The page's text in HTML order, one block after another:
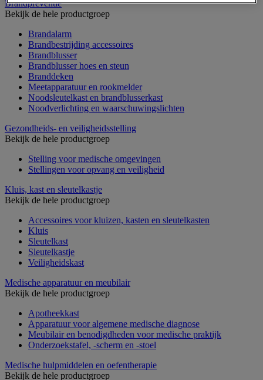
Brandpreventie
Bekijk de hele productgroep
Brandalarm
Brandbestrijding accessoires
Brandblusser
Brandblusser hoes en steun
Branddeken
Meetapparatuur en rookmelder
Noodsleutelkast en brandblusserkast
Noodverlichting en waarschuwingslichten
Gezondheids- en veiligheidsstelling
Bekijk de hele productgroep
Stelling voor medische omgevingen
Stellingen voor opvang en veiligheid
Kluis, kast en sleutelkastje
Bekijk de hele productgroep
Accessoires voor kluizen, kasten en sleutelkasten
Kluis
Sleutelkast
Sleutelkastje
Veiligheidskast
Medische apparatuur en meubilair
Bekijk de hele productgroep
Apotheekkast
Apparatuur voor algemene medische diagnose
Meubilair en benodigdheden voor medische praktijk
Onderzoekstafel, -scherm en -stoel
Medische hulpmiddelen en oefentherapie
Bekijk de hele productgroep